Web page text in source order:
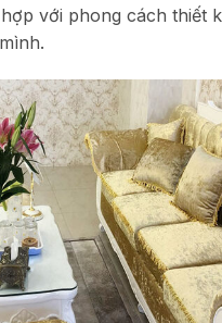
với phong cách thiết